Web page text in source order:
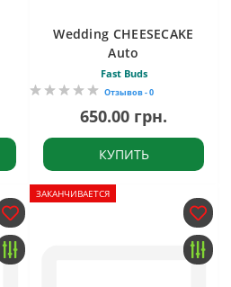
Wedding CHEESECAKE
Auto
Fast Buds
Отзывов - 0
650.00 грн.
КУПИТЬ
ЗАКАНЧИВАЕТСЯ